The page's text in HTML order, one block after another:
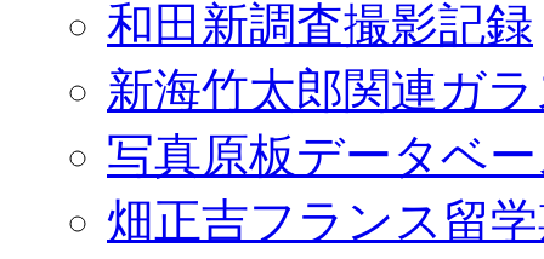
和田新調査撮影記録
新海竹太郎関連ガ
写真原板データベ
畑正吉フランス留